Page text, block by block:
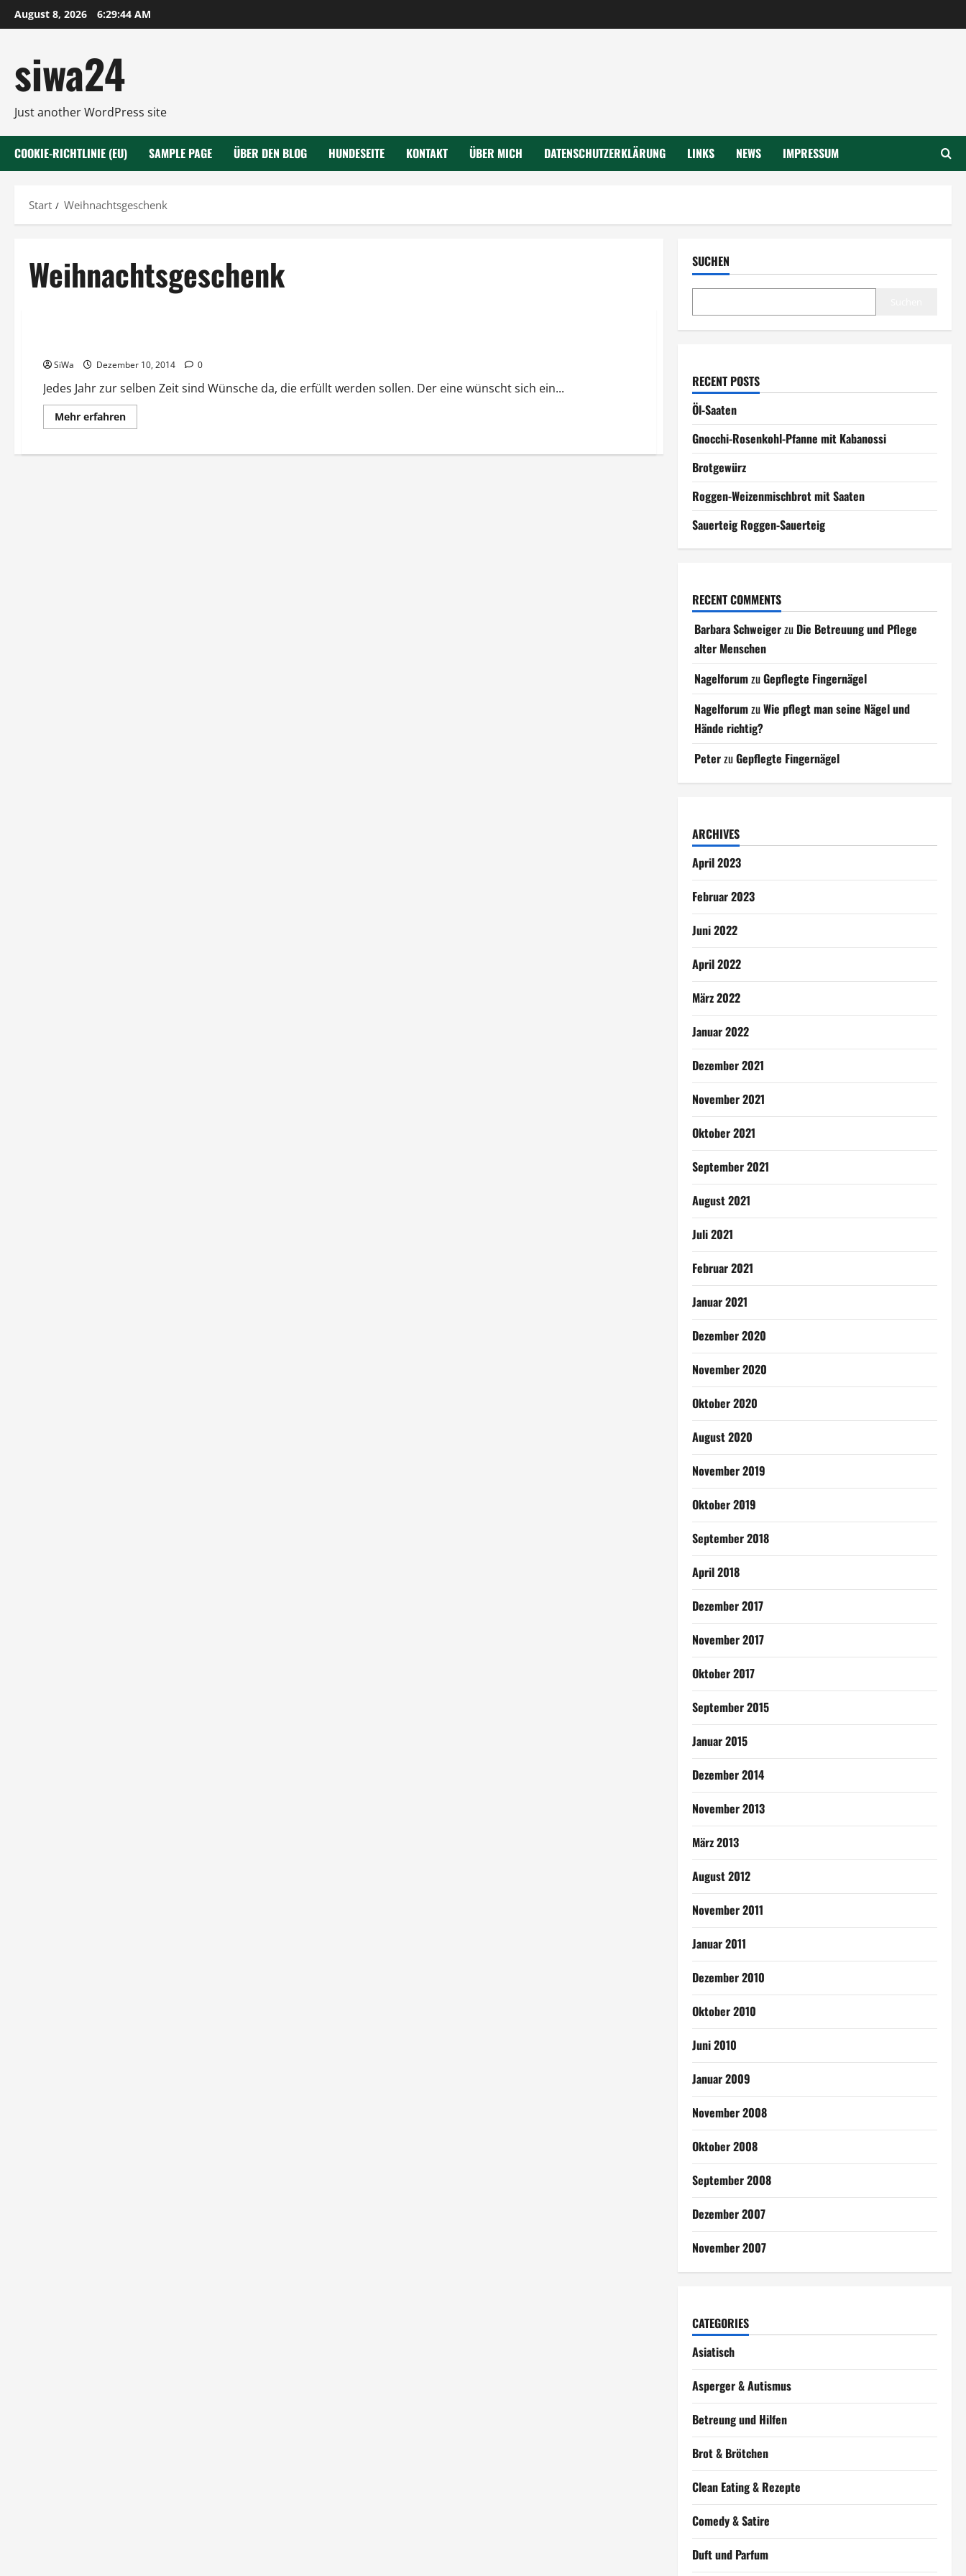
Zum
Inhalt
August 8, 2026 6:29:45 AM
siwa24
Just another WordPress site
COOKIE-RICHTLINIE (EU) SAMPLE PAGE ÜBER DEN BLOG HUNDESEITE KONTAKT ÜBER MICH DATENSCHUTZERKLÄRUNG LINKS NEWS IMPRESSUM
Start Weihnachtsgeschenk
Weihnachtsgeschenk
SiWa Dezember 10, 2014 0
Jedes Jahr zur selben Zeit sind Wünsche da, die erfüllt werden sollen. Der eine wünscht sich ein...
Mehr erfahrenMehr
Informationen
Jahr
SUCHEN
RECENT POSTS
Öl-Saaten
Gnocchi-Rosenkohl-Pfanne mit Kabanossi
Brotgewürz
Roggen-Weizenmischbrot mit Saaten
Sauerteig Roggen-Sauerteig
RECENT COMMENTS
Barbara Schweigerzu Die Betreuung und Pflege
alter Menschen
NagelforumzuGepflegte Fingernägel
NagelforumzuWie pflegt man seine Nägel und
Hände richtig?
PeterzuGepflegte Fingernägel
ARCHIVES
April 2023
Februar 2023
Juni 2022
April 2022
März 2022
Januar 2022
Dezember 2021
November 2021
Oktober 2021
September 2021
August 2021
Juli 2021
Februar 2021
Januar 2021
Dezember 2020
November 2020
Oktober 2020
August 2020
November 2019
Oktober 2019
September 2018
April 2018
Dezember 2017
November 2017
Oktober 2017
September 2015
Januar 2015
Dezember 2014
November 2013
März 2013
August 2012
November 2011
Januar 2011
Dezember 2010
Oktober 2010
Juni 2010
Januar 2009
November 2008
Oktober 2008
September 2008
Dezember 2007
November 2007
CATEGORIES
Asiatisch
Asperger & Autismus
Betreung und Hilfen
Brot & Brötchen
Clean Eating & Rezepte
Comedy & Satire
Duft und Parfum